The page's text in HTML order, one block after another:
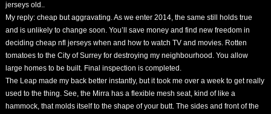
jerseysold..
My reply: cheap but aggravating. As we enter 2014, the same still holds true
and is unlikely to change soon. You’ll save money and find new freedom in
deciding cheap nfl jerseyswhen and how to watch TV and movies. Rotten
tomatoes to the City of Surrey for destroying my neighbourhood. You allow
large homes to be built. Final inspection is completed.
The Leap made my back better instantly, but it took me over a week to get really
used to the thing. See, the Mirra has a flexible mesh seat, kind of like a
hammock, that molds itself to the shape of your butt. The sides and front of the